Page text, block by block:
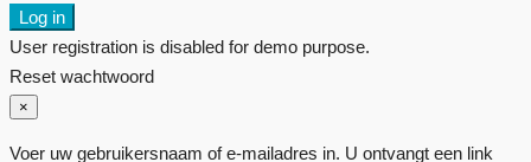
Log in
User registration is disabled for demo purpose.
Reset wachtwoord
×
Voer uw gebruikersnaam of e-mailadres in. U ontvangt een link